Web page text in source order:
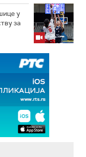
у
за